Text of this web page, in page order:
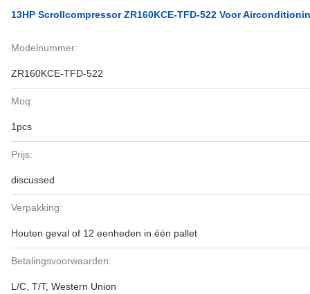
13HP Scrollcompressor ZR160KCE-TFD-522 Voor
Modelnummer:
ZR160KCE-TFD-522
Moq:
1pcs
Prijs:
discussed
Verpakking:
Houten geval of 12 eenheden in één pallet
Betalingsvoorwaarden:
L/C, T/T, Western Union